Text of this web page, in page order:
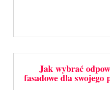
Jak wybrać
fasadowe dla